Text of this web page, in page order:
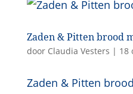
Zaden & Pitten brood
door Claudia Vesters | 18
Zaden & Pitten